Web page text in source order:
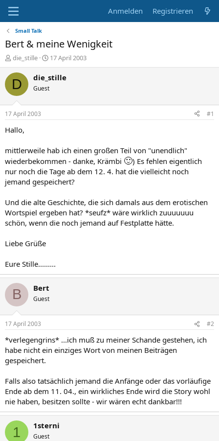
Anmelden Registrieren
Small Talk
Bert & meine Wenigkeit
E
r
s
e
r
die_stille
E
r
s
t
17 April 2003
D die_stille
Guest
17 April 2003 #1
Hallo,
mittlerweile hab ich einen großen Teil von "unendlich"
wiederbekommen - danke, Krämbi 🙂) Es fehlen eigentlich
nur noch die Tage ab dem 12. 4. hat die vielleicht noch
jemand gespeichert?
Und die alte Geschichte, die sich damals aus dem erotischen
Wortspiel ergeben hat? *seufz* wäre wirklich zuuuuuuu
schön, wenn die noch jemand auf Festplatte hätte.
Liebe Grüße
Eure Stille.........
B Bert
Guest
17 April 2003 #2
*verlegengrins* ...ich muß zu meiner Schande gestehen, ich
habe nicht ein einziges Wort von meinen Beiträgen
gespeichert.
Falls also tatsächlich jemand die Anfänge oder das vorläufige
Ende ab dem 11. 04., ein wirkliches Ende wird die Story wohl
nie haben, besitzen sollte - wir wären echt dankbar!!!
1 1sterni
Guest